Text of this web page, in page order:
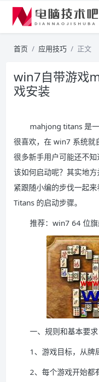
首页 应用技巧 正文
win7自带游戏
戏安装
mahjong titans 是
很喜欢，在 win7 系统
很多新手用户可能还不
该如何启动呢？其实地
紧跟随小编的步伐一起
Titans 的启动步骤。
推荐：win7 64 位
一、规则和基本要求
1、游戏目标，从牌
2、每个游戏开始都